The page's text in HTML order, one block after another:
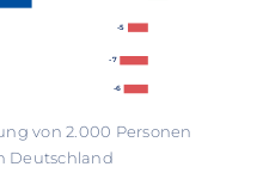
-5
-7
-6
von 2.000 Personen
Deutschland